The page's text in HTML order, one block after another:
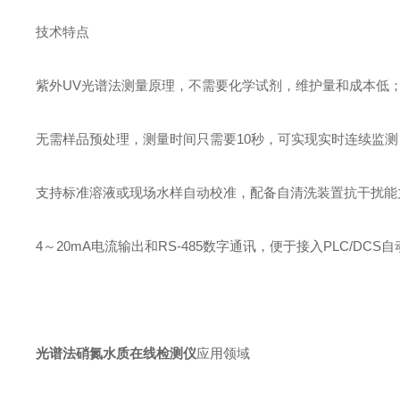
技术特点
紫外UV光谱法测量原理，不需要化学试剂，维护量和成本低；
无需样品预处理，测量时间只需要10秒，可实现实时连续监测
支持标准溶液或现场水样自动校准，配备自清洗装置抗干扰能
4～20mA电流输出和RS-485数字通讯，便于接入PLC/DCS自
光谱法硝氮水质在线检测仪应用领域